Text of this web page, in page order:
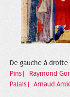
De gauche à droite
Pins|
Raymond
Palais| Arnaud